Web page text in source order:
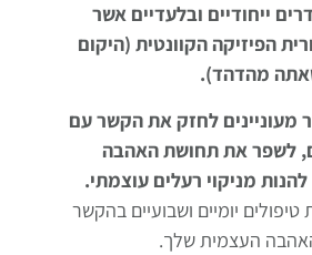
ייחודיים ובלעדיים אשר
הפיזיקה הקוונטית (היקום
מהדהד).
מעוניינים לחזק את הקשר עם
לשפר את תחושת האהבה
מניקוי רעלים עוצמתי.
יומיים ושבועיים בהקשר
העצמית שלך.